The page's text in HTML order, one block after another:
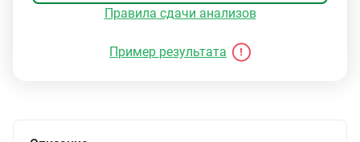
Правила сдачи анализов
Пример результата